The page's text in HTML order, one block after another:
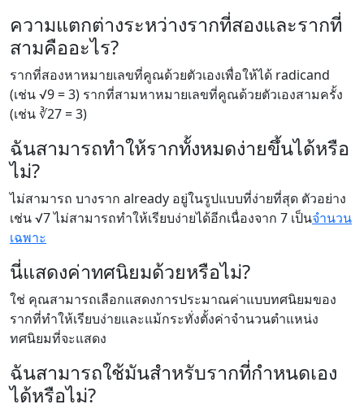
ความแตกต่างระหว่างรากที่สองและรากที่
สามคืออะไร?
รากที่สองหาหมายเลขที่คูณด้วยตัวเองเพื่อให้ได้ radicand
(เช่น √9 = 3) รากที่สามหาหมายเลขที่คูณด้วยตัวเองสามครั้ง
(เช่น ∛27 = 3)
ฉันสามารถทำให้รากทั้งหมดง่ายขึ้นได้หรือ
ไม่?
ไม่สามารถ บางราก already อยู่ในรูปแบบที่ง่ายที่สุด ตัวอย่าง
เช่น √7 ไม่สามารถทำให้เรียบง่ายได้อีกเนื่องจาก 7 เป็นจำนวน
เฉพาะ
นี่แสดงค่าทศนิยมด้วยหรือไม่?
ใช่ คุณสามารถเลือกแสดงการประมาณค่าแบบทศนิยมของ
รากที่ทำให้เรียบง่ายและแม้กระทั่งตั้งค่าจำนวนตำแหน่ง
ทศนิยมที่จะแสดง
ฉันสามารถใช้มันสำหรับรากที่กำหนดเอง
ได้หรือไม่?